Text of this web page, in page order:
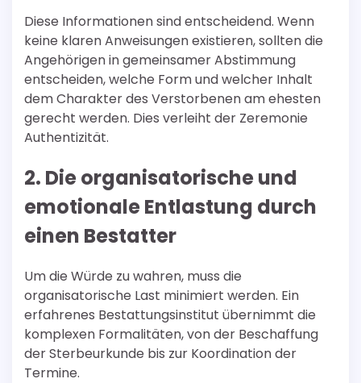
Diese Informationen sind entscheidend. Wenn
keine klaren Anweisungen existieren, sollten die
Angehörigen in gemeinsamer Abstimmung
entscheiden, welche Form und welcher Inhalt
dem Charakter des Verstorbenen am ehesten
gerecht werden. Dies verleiht der Zeremonie
Authentizität.
2. Die organisatorische und
emotionale Entlastung durch
einen Bestatter
Um die Würde zu wahren, muss die
organisatorische Last minimiert werden. Ein
erfahrenes Bestattungsinstitut übernimmt die
komplexen Formalitäten, von der Beschaffung
der Sterbeurkunde bis zur Koordination der
Termine.